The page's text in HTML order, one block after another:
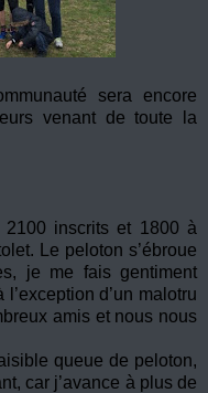
sera encore
venant de toute la
inscrits et 1800 à
Le peloton s’ébroue
je me fais gentiment
d’un malotru
amis et nous nous
queue de peloton,
car j’avance à plus de